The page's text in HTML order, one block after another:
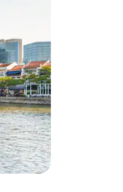
de toque ou deslize.